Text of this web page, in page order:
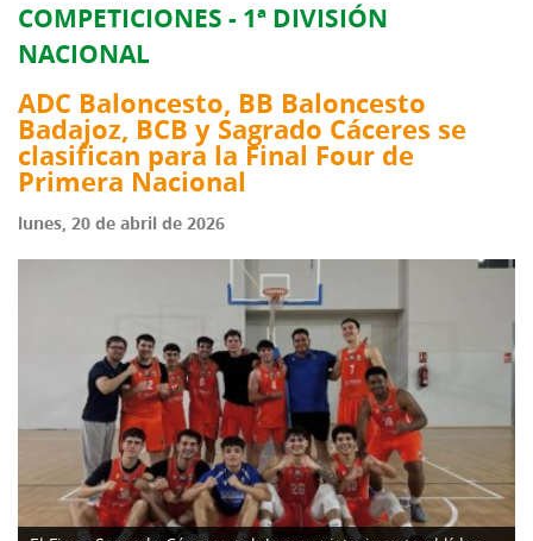
COMPETICIONES - 1ª DIVISIÓN
NACIONAL
ADC Baloncesto, BB Baloncesto
Badajoz, BCB y Sagrado Cáceres se
clasifican para la Final Four de
Primera Nacional
lunes, 20 de abril de 2026